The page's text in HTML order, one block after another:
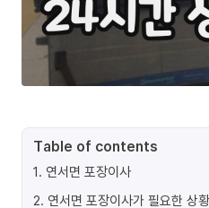
Table of contents
1. 연서면 포장이사
2. 연서면 포장이사가 필요한 상황